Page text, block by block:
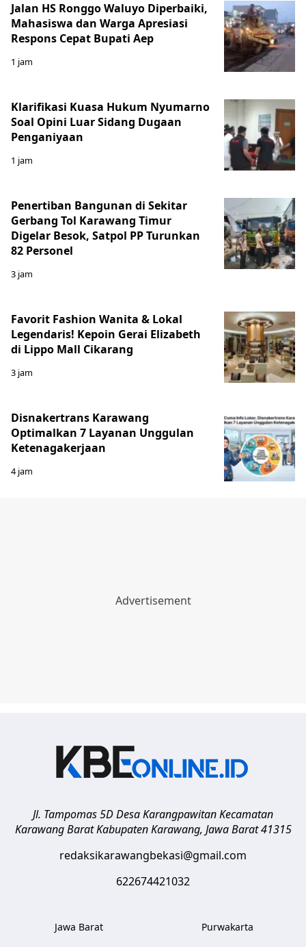
Jalan HS Ronggo Waluyo Diperbaiki,
Mahasiswa dan Warga Apresiasi
Respons Cepat Bupati Aep
1 jam
Klarifikasi Kuasa Hukum Nyumarno
Soal Opini Luar Sidang Dugaan
Penganiyaan
1 jam
Penertiban Bangunan di Sekitar
Gerbang Tol Karawang Timur
Digelar Besok, Satpol PP Turunkan
82 Personel
3 jam
Favorit Fashion Wanita & Lokal
Legendaris! Kepoin Gerai Elizabeth
di Lippo Mall Cikarang
3 jam
Disnakertrans Karawang
Optimalkan 7 Layanan Unggulan
Ketenagakerjaan
4 jam
Jl. Tampomas 5D Desa Karangpawitan Kecamatan
Karawang Barat Kabupaten Karawang, Jawa Barat 41315
redaksikarawangbekasi@gmail.com
622674421032
Jawa Barat
Purwakarta